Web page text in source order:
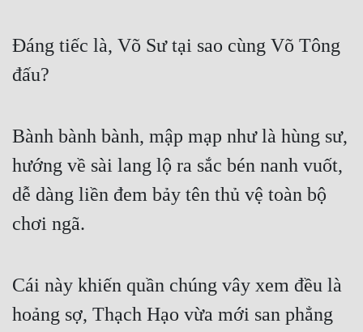
Đáng tiếc là, Võ Sư tại sao cùng Võ Tông
đấu?
Bành bành bành, mập mạp như là hùng sư,
hướng về sài lang lộ ra sắc bén nanh vuốt,
dễ dàng liền đem bảy tên thủ vệ toàn bộ
chơi ngã.
Cái này khiến quần chúng vây xem đều là
hoảng sợ, Thạch Hạo vừa mới san phẳng